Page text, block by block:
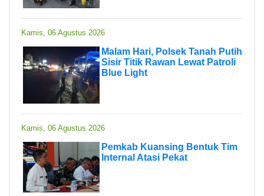
Kamis, 06 Agustus 2026
Malam Hari, Polsek Tanah Putih
Sisir Titik Rawan Lewat Patroli
Blue Light
Kamis, 06 Agustus 2026
Pemkab Kuansing Bentuk Tim
Internal Atasi Pekat